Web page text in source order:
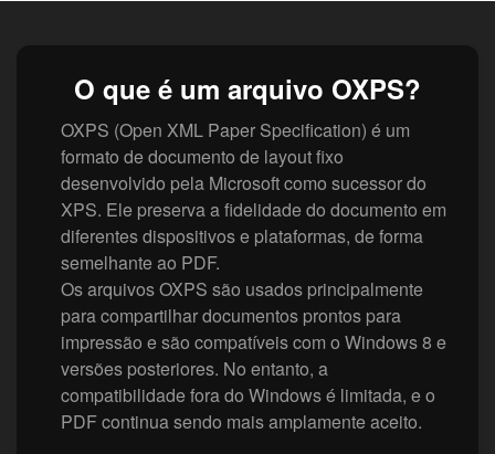
O que é um arquivo OXPS?
OXPS (Open XML Paper Specification) é um
formato de documento de layout fixo
desenvolvido pela Microsoft como sucessor do
XPS. Ele preserva a fidelidade do documento em
diferentes dispositivos e plataformas, de forma
semelhante ao PDF.
Os arquivos OXPS são usados principalmente
para compartilhar documentos prontos para
impressão e são compatíveis com o Windows 8 e
versões posteriores. No entanto, a
compatibilidade fora do Windows é limitada, e o
PDF continua sendo mais amplamente aceito.